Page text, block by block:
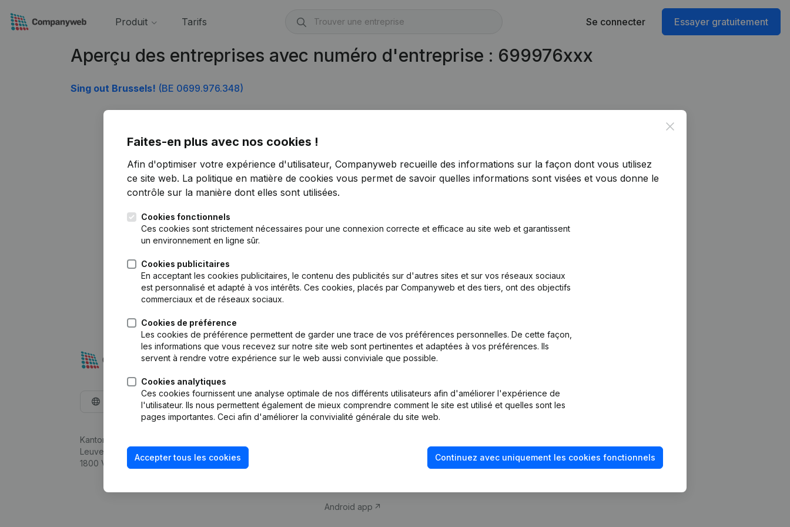
Produit Tarifs Se connecter Essayer gratuitement
Aperçu des entreprises avec numéro d'entreprise : 699976xxx
Sing out Brussels! (BE 0699.976.348)
Close
Faites-en plus avec nos cookies !
Afin d'optimiser votre expérience d'utilisateur, Companyweb recueille des informations sur la façon dont vous utilisez
ce site web. La politique en matière de cookies vous permet de savoir quelles informations sont visées et vous donne le
contrôle sur la manière dont elles sont utilisées.
Cookies fonctionnels
Ces cookies sont strictement nécessaires pour une connexion correcte et efficace au site web et garantissent
un environnement en ligne sûr.
Cookies publicitaires
En acceptant les cookies publicitaires, le contenu des publicités sur d'autres sites et sur vos réseaux sociaux
est personnalisé et adapté à vos intérêts. Ces cookies, placés par Companyweb et des tiers, ont des objectifs
commerciaux et de réseaux sociaux.
Cookies de préférence
Les cookies de préférence permettent de garder une trace de vos préférences personnelles. De cette façon,
les informations que vous recevez sur notre site web sont pertinentes et adaptées à vos préférences. Ils
servent à rendre votre expérience sur le web aussi conviviale que possible.
Cookies analytiques
Ces cookies fournissent une analyse optimale de nos différents utilisateurs afin d'améliorer l'expérience de
l'utilisateur. Ils nous permettent également de mieux comprendre comment le site est utilisé et quelles sont les
pages importantes. Ceci afin d'améliorer la convivialité générale du site web.
Accepter tous les cookies Continuez avec uniquement les cookies fonctionnels
Français
Kantorenpark Everest
Leuvensesteenweg 248D,
1800 Vilvoorde
Produit
d’entreprise
Monitoring
Android app
fraude
Consulter des comptes annuels
Vérification de la solvabilité